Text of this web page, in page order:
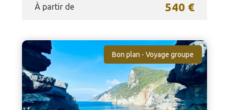
À partir de 540 €
Bon plan - Voyage groupe